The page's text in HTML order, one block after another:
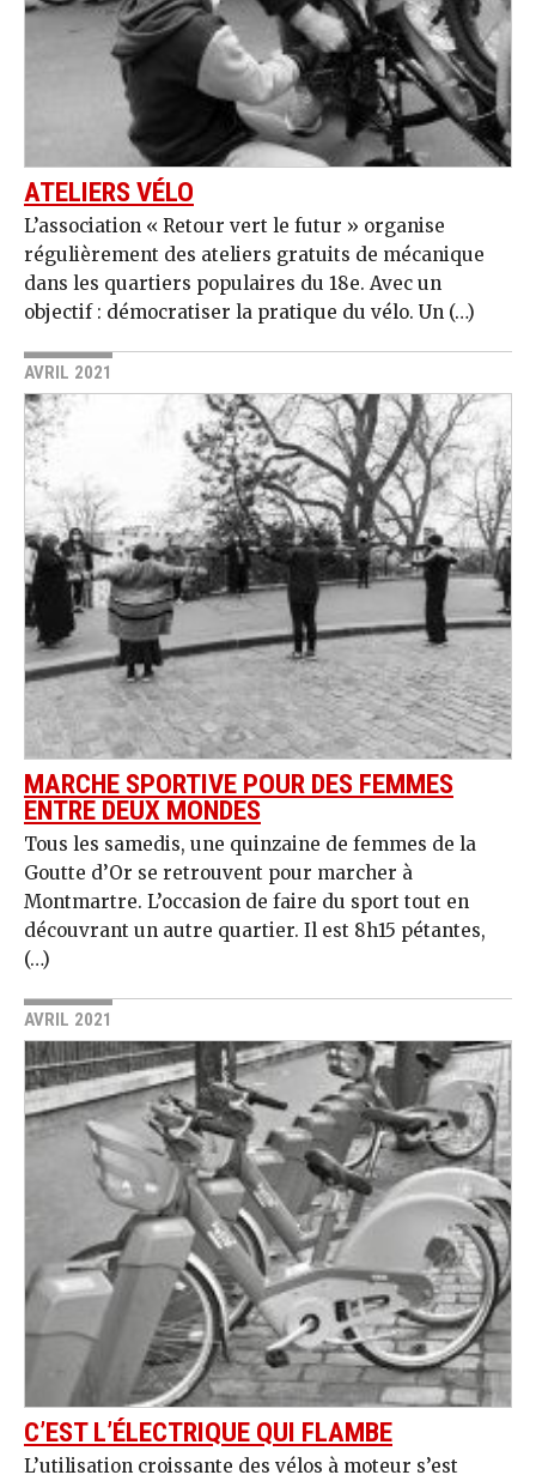
ATELIERS VÉLO
L’association « Retour vert le futur » organise
régulièrement des ateliers gratuits de mécanique
dans les quartiers populaires du 18e. Avec un
objectif : démocratiser la pratique du vélo. Un (…)
AVRIL 2021
MARCHE SPORTIVE POUR DES FEMMES
ENTRE DEUX MONDES
Tous les samedis, une quinzaine de femmes de la
Goutte d’Or se retrouvent pour marcher à
Montmartre. L’occasion de faire du sport tout en
découvrant un autre quartier. Il est 8h15 pétantes,
(…)
AVRIL 2021
C’EST L’ÉLECTRIQUE QUI FLAMBE
L’utilisation croissante des vélos à moteur s’est